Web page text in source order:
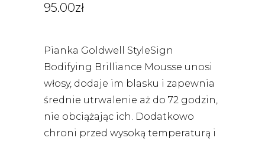
95.00zł
Pianka Goldwell StyleSign
Bodifying Brilliance Mousse unosi
włosy, dodaje im blasku i zapewnia
średnie utrwalenie aż do 72 godzin,
nie obciążając ich. Dodatkowo
chroni przed wysoką temperaturą i